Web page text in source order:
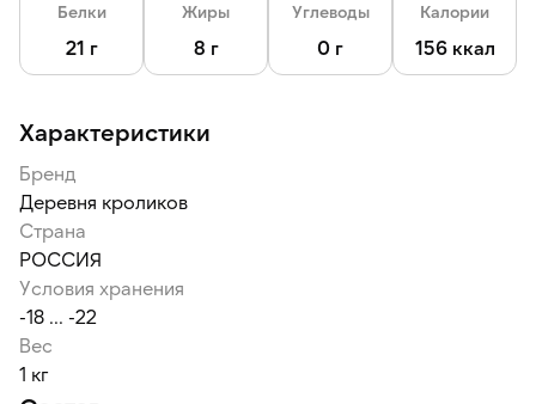
Белки
21 г
Жиры
8 г
Углеводы
0 г
Калории
156 ккал
Характеристики
Бренд
Деревня кроликов
Страна
РОССИЯ
Условия хранения
-18 ... -22
Вес
1 кг